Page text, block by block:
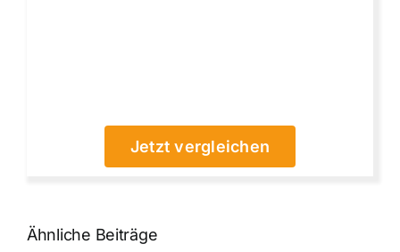
Jetzt vergleichen
Ähnliche Beiträge